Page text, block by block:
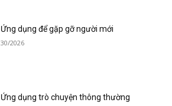
Ứng dụng để gặp gỡ người mới
30/2026
Ứng dụng trò chuyện thông thường